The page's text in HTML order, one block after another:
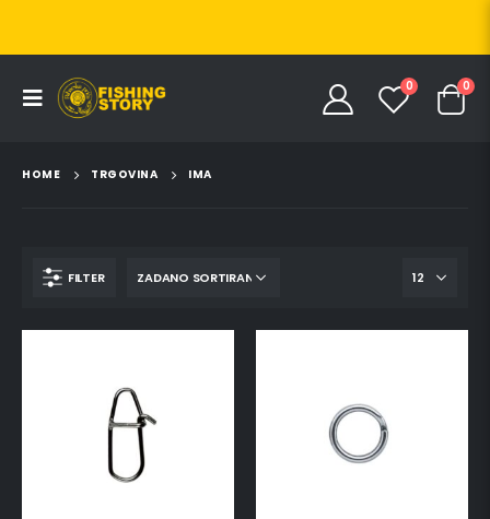
0 0
HOME TRGOVINA IMA
FILTER